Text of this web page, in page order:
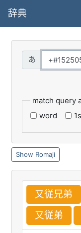
辞典
match query
word
Romaji
又従兄弟
又従弟